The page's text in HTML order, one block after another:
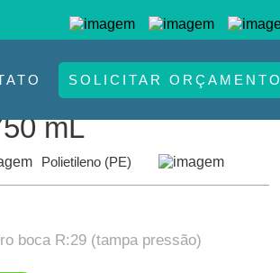
SOLICITAR ORÇAMENTO
mL.
mL
Polietileno (PE)
boca R:29 (tampa pressão)